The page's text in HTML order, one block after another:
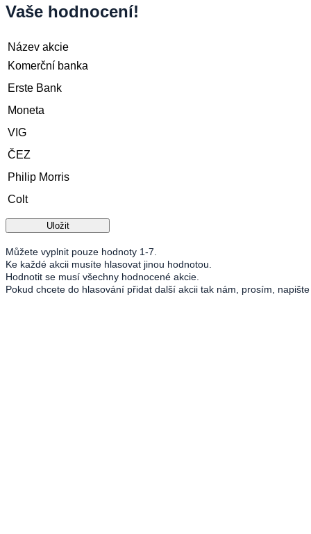
Vaše hodnocení!
Název akcie
Komerční banka
Erste Bank
Moneta
VIG
ČEZ
Philip Morris
Colt
Můžete vyplnit pouze hodnoty 1-7.
Ke každé akcii musíte hlasovat jinou hodnotou.
Hodnotit se musí všechny hodnocené akcie.
Pokud chcete do hlasování přidat další akcii tak nám, prosím,